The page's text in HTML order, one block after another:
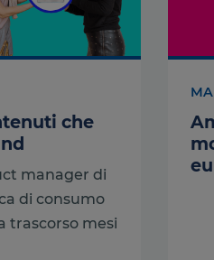
che
manager di
di consumo
trascorso mesi